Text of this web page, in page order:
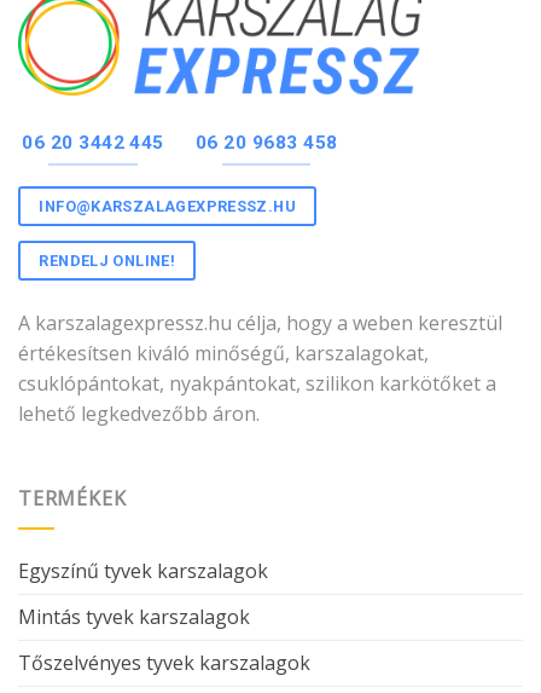
06 20 3442 445 06 20 9683 458
INFO@KARSZALAGEXPRESSZ.HU
RENDELJ ONLINE!
A karszalagexpressz.hu célja, hogy a weben keresztül
értékesítsen kiváló minőségű, karszalagokat,
csuklópántokat, nyakpántokat, szilikon karkötőket a
lehető legkedvezőbb áron.
TERMÉKEK
Egyszínű tyvek karszalagok
Mintás tyvek karszalagok
Tőszelvényes tyvek karszalagok